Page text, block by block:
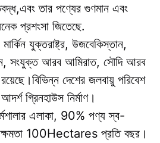
তার পণ্যের গুণমান এবং
প্রশংসা জিতেছে.
যুক্তরাষ্ট্র, উজবেকিস্তান,
সংযুক্ত আরব আমিরাত, সৌদি আরব
দেশের জলবায়ু পরিবেশ
গ্রিনহাউস নির্মাণ।
এলাকা, 90% পণ্য স্ব-
ক্ষমতা 100Hectares প্রতি বছর।